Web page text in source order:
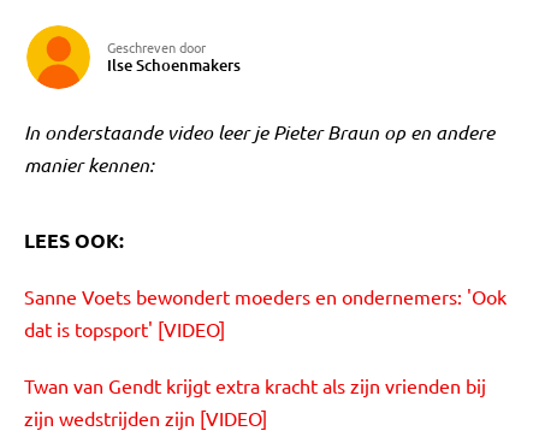
Geschreven door
Ilse Schoenmakers
In onderstaande video leer je Pieter Braun op en andere
manier kennen:
LEES OOK:
Sanne Voets bewondert moeders en ondernemers: 'Ook
dat is topsport' [VIDEO]
Twan van Gendt krijgt extra kracht als zijn vrienden bij
zijn wedstrijden zijn [VIDEO]